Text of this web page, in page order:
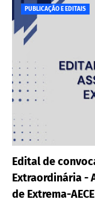
PUBLICAÇÃO E EDITAIS
Edital de
Extraordinária -
de Extrema-AECE